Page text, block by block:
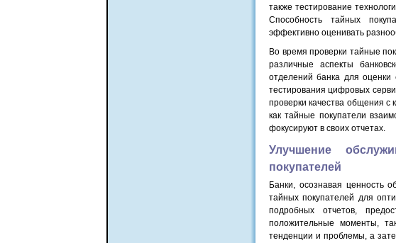
также тестирование
Способность тайных
эффективно оценивать
Во время проверки тайные
различные аспекты
отделений банка для оценки
тестирования цифровых
проверки качества общения с
как тайные покупатели
фокусируют в своих отчетах.
Улучшение
покупателей
Банки, осознавая ценность
тайных покупателей для
подробных отчетов,
положительные моменты,
тенденции и проблемы, а